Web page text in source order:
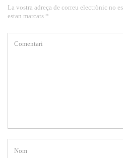
La vostra adreça de correu electrònic no
estan marcats *